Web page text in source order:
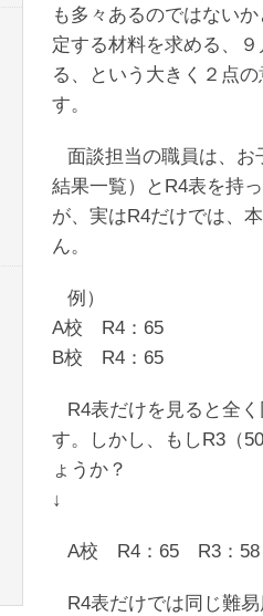
も多々あるのではない
定する材料を求める、
る、という大きく２点
す。
面談担当の職員は、
結果一覧）とR4表を持
が、実はR4だけでは、
ん。
例）
A校 R4：65
B校 R4：65
R4表だけを見ると全
す。しかし、もしR3（
ょうか？
↓
A校 R4：65 R3：
R4表だけでは同じ難